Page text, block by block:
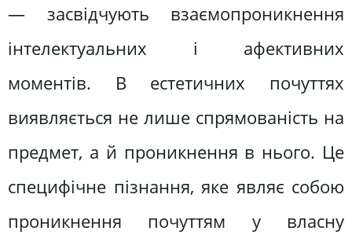
— засвідчують взаємопроникнення
інтелектуальних і афективних
моментів. В естетичних почуттях
виявляється не лише спрямованість на
предмет, а й проникнення в нього. Це
специфічне пізнання, яке являє собою
проникнення почуттям у власну